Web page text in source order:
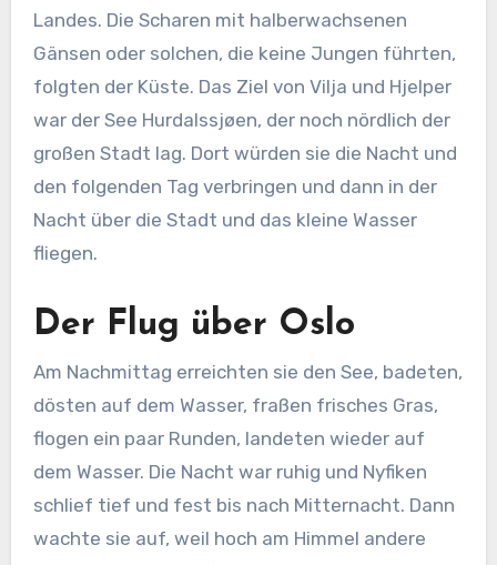
Landes. Die Scharen mit halberwachsenen
Gänsen oder solchen, die keine Jungen führten,
folgten der Küste. Das Ziel von Vilja und Hjelper
war der See Hurdalssjøen, der noch nördlich der
großen Stadt lag. Dort würden sie die Nacht und
den folgenden Tag verbringen und dann in der
Nacht über die Stadt und das kleine Wasser
fliegen.
Der Flug über Oslo
Am Nachmittag erreichten sie den See, badeten,
dösten auf dem Wasser, fraßen frisches Gras,
flogen ein paar Runden, landeten wieder auf
dem Wasser. Die Nacht war ruhig und Nyfiken
schlief tief und fest bis nach Mitternacht. Dann
wachte sie auf, weil hoch am Himmel andere